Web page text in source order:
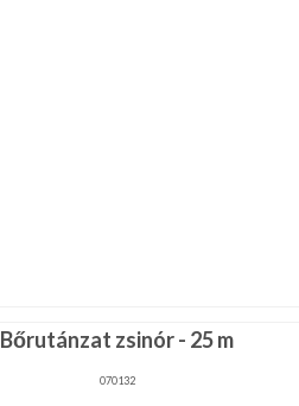
Bőrutánzat zsinór - 25 m
070132